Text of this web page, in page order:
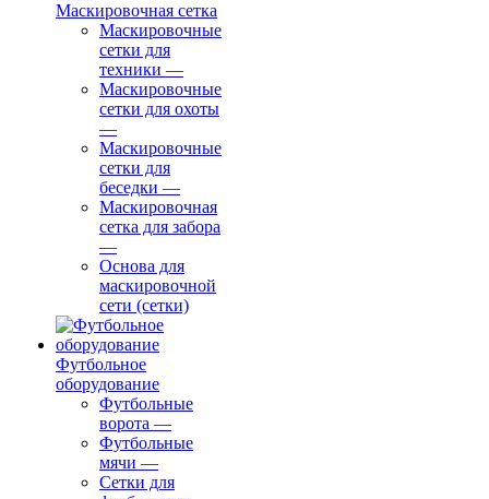
Маскировочная сетка
Маскировочные
сетки для
техники —
Маскировочные
сетки для охоты
—
Маскировочные
сетки для
беседки —
Маскировочная
сетка для забора
—
Основа для
маскировочной
сети (сетки)
Футбольное
оборудование
Футбольные
ворота —
Футбольные
мячи —
Сетки для